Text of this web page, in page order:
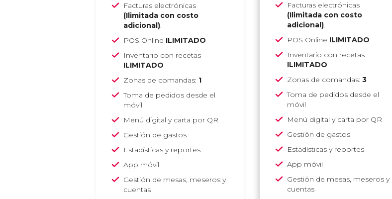
Facturas electrónicas
(Ilimitada con costo
adicional).
POS Online ILIMITADO
Inventario con recetas
ILIMITADO
Zonas de comandas: 1
Toma de pedidos desde el
móvil
Menú digital y carta por QR
Gestión de gastos
Estadísticas y reportes
App móvil
Gestión de mesas, meseros y
cuentas
Facturas electrónicas
(Ilimitada con costo
adicional).
POS Online ILIMITADO
Inventario con recetas
ILIMITADO
Zonas de comandas: 3
Toma de pedidos desde el
móvil
Menú digital y carta por QR
Gestión de gastos
Estadísticas y reportes
App móvil
Gestión de mesas, meseros y
cuentas